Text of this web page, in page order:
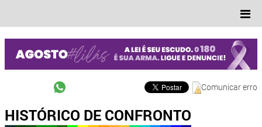
Comunicar erro
HISTÓRICO DE CONFRONTO